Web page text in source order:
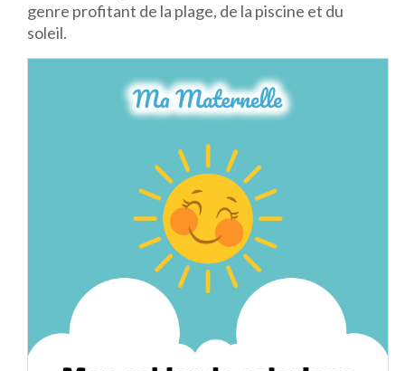
genre profitant de la plage, de la piscine et du
soleil.